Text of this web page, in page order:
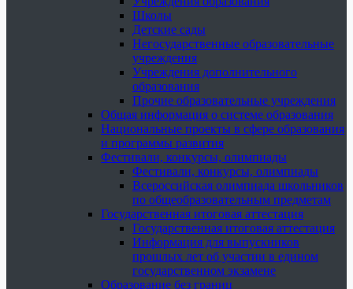
Школы
Детские сады
Негосударственные образовательные
учреждения
Учреждения дополнительного
образования
Прочие образовательные учреждения
Общая информация о системе образования
Национальные проекты в сфере образования
и программы развития
Фестивали, конкурсы, олимпиады
Фестивали, конкурсы, олимпиады
Всероссийская олимпиада школьников
по общеобразовательным предметам
Государственная итоговая аттестация
Государственная итоговая аттестация
Информация для выпускников
прошлых лет об участии в едином
государственном экзамене
Образование без границ